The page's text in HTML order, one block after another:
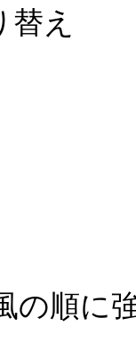
え
の順に